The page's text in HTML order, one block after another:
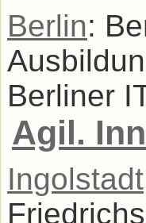
Berlin:
Berliner
Agil.
Ingolstadt